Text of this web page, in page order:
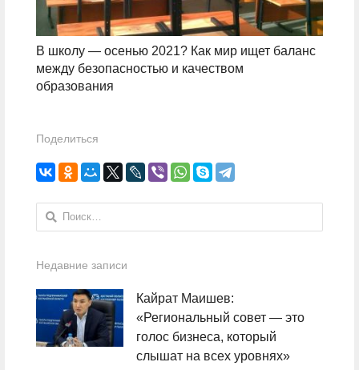
В школу — осенью 2021? Как мир ищет баланс
между безопасностью и качеством
образования
Поделиться
Найти:
Недавние записи
Кайрат Маишев:
«Региональный совет — это
голос бизнеса, который
слышат на всех уровнях»